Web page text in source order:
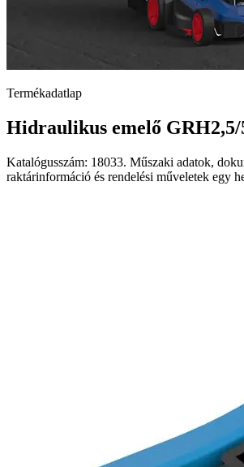
Termékadatlap
Hidraulikus emelő GRH2,5/
Katalógusszám: 18033. Műszaki adatok,
raktárinformáció és rendelési műveletek egy